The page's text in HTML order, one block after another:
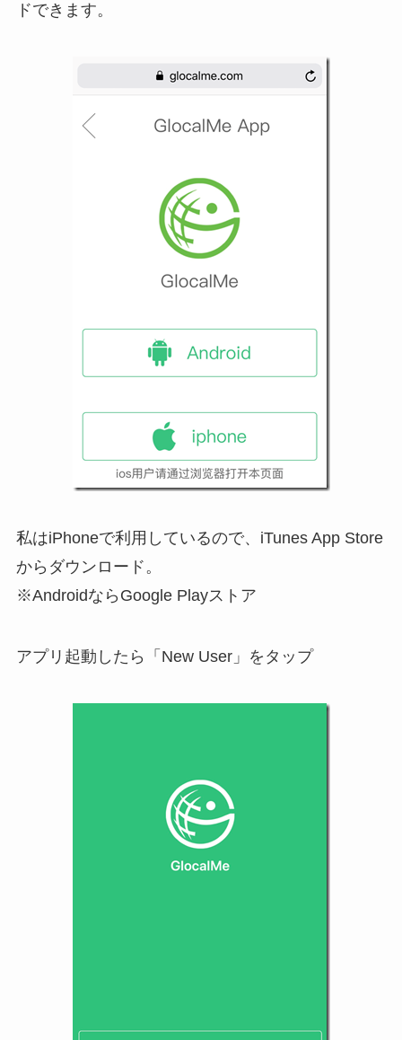
ドできます。
私はiPhoneで利用しているので、iTunes App Store
からダウンロード。
※AndroidならGoogle Playストア
アプリ起動したら「New User」をタップ